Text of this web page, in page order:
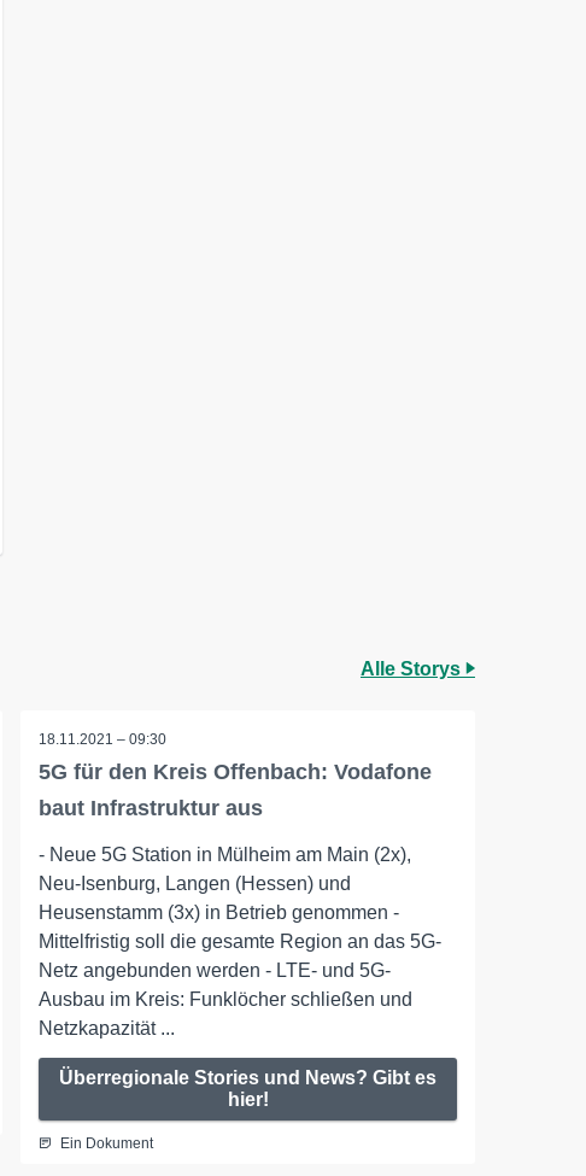
Alle Storys
18.11.2021 – 09:30
5G für den Kreis Offenbach: Vodafone
baut Infrastruktur aus
- Neue 5G Station in Mülheim am Main (2x),
Neu-Isenburg, Langen (Hessen) und
Heusenstamm (3x) in Betrieb genommen -
Mittelfristig soll die gesamte Region an das 5G-
Netz angebunden werden - LTE- und 5G-
Ausbau im Kreis: Funklöcher schließen und
Netzkapazität ...
Überregionale Stories und News? Gibt es
hier!
Ein Dokument